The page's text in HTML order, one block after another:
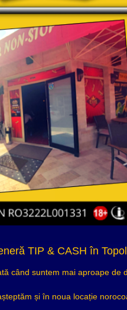
TIP & CASH în
când suntem mai aproape de
și în noua locație